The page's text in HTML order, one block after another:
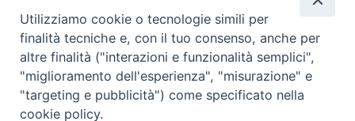
Utilizziamo cookie o tecnologie simili per
finalità tecniche e, con il tuo consenso, anche per
altre finalità ("interazioni e funzionalità semplici",
"miglioramento dell'esperienza", "misurazione" e
"targeting e pubblicità") come specificato nella
cookie policy.